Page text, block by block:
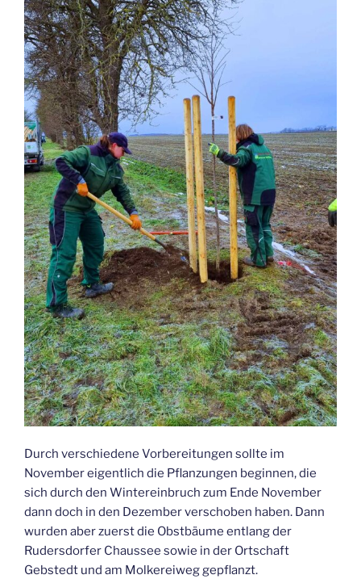
Durch verschiedene Vorbereitungen sollte im
November eigentlich die Pflanzungen beginnen, die
sich durch den Wintereinbruch zum Ende November
dann doch in den Dezember verschoben haben. Dann
wurden aber zuerst die Obstbäume entlang der
Rudersdorfer Chaussee sowie in der Ortschaft
Gebstedt und am Molkereiweg gepflanzt.